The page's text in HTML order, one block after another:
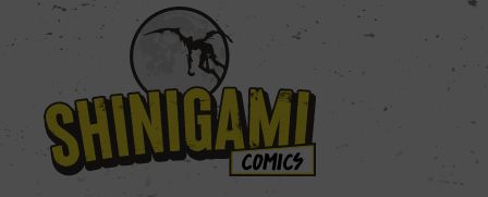
experiencia de usuario o servicio que te ofrecemos podrá
verse mermado.
Si deseas navegar solo con las cookies necesarias pulsa:
BLOQUEAR COOKIES